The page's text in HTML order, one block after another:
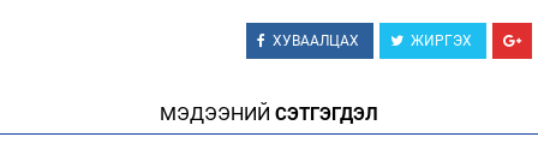
ХУВААЛЦАХ ЖИРГЭХ
МЭДЭЭНИЙ СЭТГЭГДЭЛ